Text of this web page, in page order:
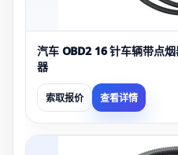
汽车 OBD2 16 针车辆带点
器
索取报价 查看详情